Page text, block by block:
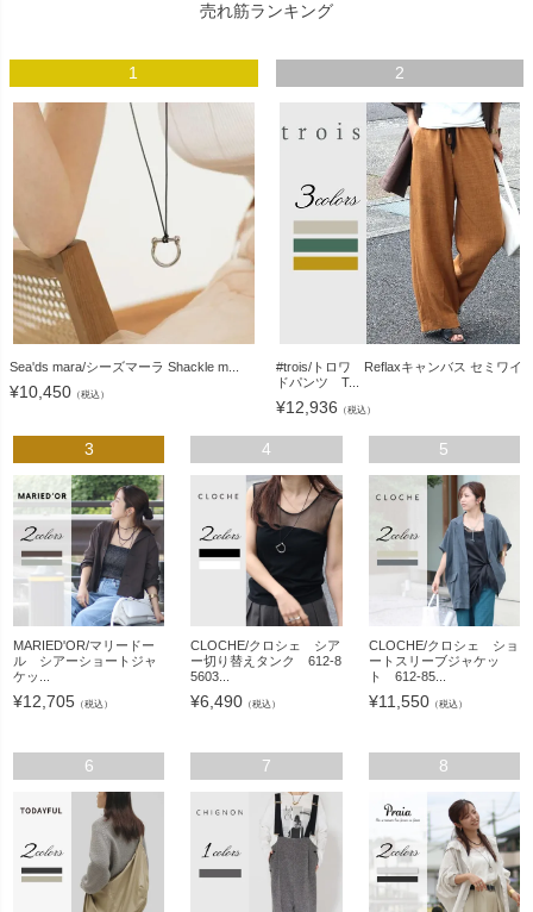
売れ筋ランキング
1
Sea'ds mara/シーズマーラ Shackle m...
¥10,450 （税込）
2
#trois/トロワ Reflaxキャンバス セミワイ
ドパンツ T...
¥12,936 （税込）
3
MARIED'OR/マリードー
ル シアーショートジャ
ケッ...
¥12,705 （税込）
4
CLOCHE/クロシェ シア
ー切り替えタンク 612-8
5603...
¥6,490 （税込）
5
CLOCHE/クロシェ ショ
ートスリーブジャケッ
ト 612-85...
¥11,550（税込）
6 7 8